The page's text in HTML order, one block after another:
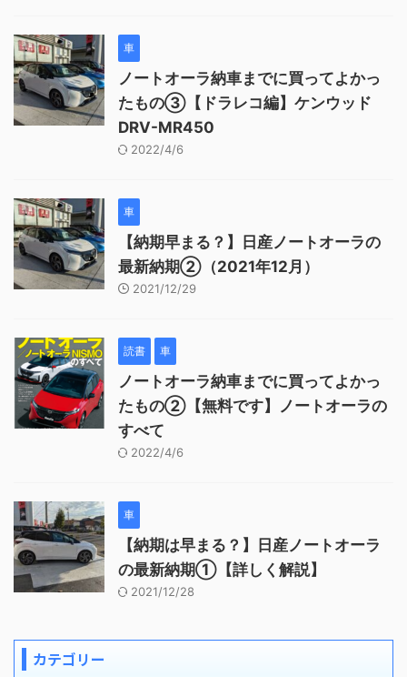
車
ノートオーラ納車までに買ってよかっ
たもの③【ドラレコ編】ケンウッド
DRV-MR450
2022/4/6
車
【納期早まる？】日産ノートオーラの
最新納期②（2021年12月）
2021/12/29
読書 車
ノートオーラ納車までに買ってよかっ
たもの②【無料です】ノートオーラの
すべて
2022/4/6
車
【納期は早まる？】日産ノートオーラ
の最新納期①【詳しく解説】
2021/12/28
カテゴリー